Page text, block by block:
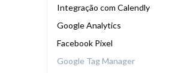
Integração com Calendly
Google Analytics
Facebook Pixel
Google Tag Manager